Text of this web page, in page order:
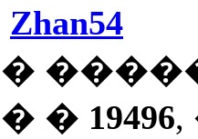
Zhan54
� 19496